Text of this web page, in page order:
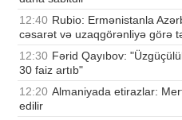
12:40 Rubio: Ermənistanla
cəsarət və uzaqgörənliyə görə
12:30 Fərid Qayıbov:
30 faiz artıb"
12:20 Almaniyada etirazlar:
edilir